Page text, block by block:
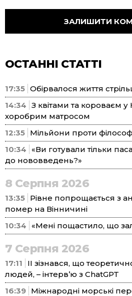
ОСТАННІ СТАТТІ
17:35 Обірвалося життя
14:34 З квітами та короваєм
хоробрим матросом
12:35 Мільйони проти
10:34
«Ви готували тільки
до нововведень?»
8 Серпня 2026
13:35 Рівне попрощається з
помер на Вінничині
10:34
«Мені пощастило, що
7 Серпня 2026
17:11
ІІ зізнався, що
людей, – інтерв’ю з ChatGPT
16:39 Міжнародні морські